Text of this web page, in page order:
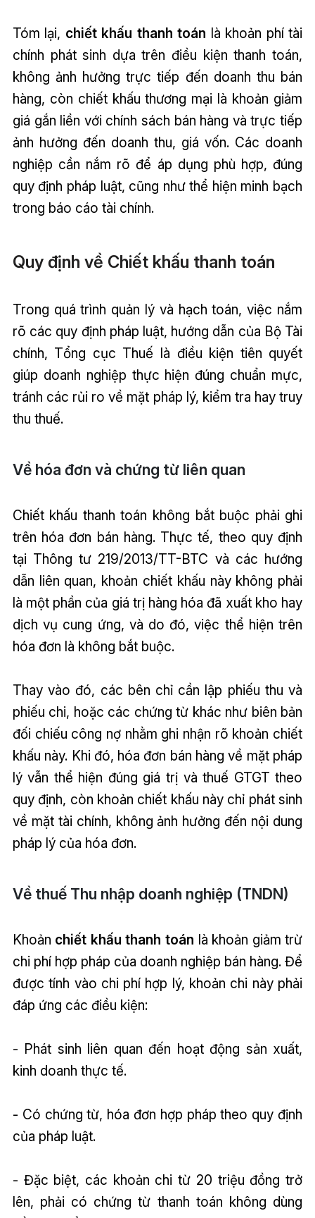
Tóm lại, chiết khấu thanh toán là khoản phí tài
chính phát sinh dựa trên điều kiện thanh toán,
không ảnh hưởng trực tiếp đến doanh thu bán
hàng, còn chiết khấu thương mại là khoản giảm
giá gắn liền với chính sách bán hàng và trực tiếp
ảnh hưởng đến doanh thu, giá vốn. Các doanh
nghiệp cần nắm rõ để áp dụng phù hợp, đúng
quy định pháp luật, cũng như thể hiện minh bạch
trong báo cáo tài chính.
Quy định về Chiết khấu thanh toán
Trong quá trình quản lý và hạch toán, việc nắm
rõ các quy định pháp luật, hướng dẫn của Bộ Tài
chính, Tổng cục Thuế là điều kiện tiên quyết
giúp doanh nghiệp thực hiện đúng chuẩn mực,
tránh các rủi ro về mặt pháp lý, kiểm tra hay truy
thu thuế.
Về hóa đơn và chứng từ liên quan
Chiết khấu thanh toán không bắt buộc phải ghi
trên hóa đơn bán hàng. Thực tế, theo quy định
tại Thông tư 219/2013/TT-BTC và các hướng
dẫn liên quan, khoản chiết khấu này không phải
là một phần của giá trị hàng hóa đã xuất kho hay
dịch vụ cung ứng, và do đó, việc thể hiện trên
hóa đơn là không bắt buộc.
Thay vào đó, các bên chỉ cần lập phiếu thu và
phiếu chi, hoặc các chứng từ khác như biên bản
đối chiếu công nợ nhằm ghi nhận rõ khoản chiết
khấu này. Khi đó, hóa đơn bán hàng về mặt pháp
lý vẫn thể hiện đúng giá trị và thuế GTGT theo
quy định, còn khoản chiết khấu này chỉ phát sinh
về mặt tài chính, không ảnh hưởng đến nội dung
pháp lý của hóa đơn.
Về thuế Thu nhập doanh nghiệp (TNDN)
Khoản chiết khấu thanh toán là khoản giảm trừ
chi phí hợp pháp của doanh nghiệp bán hàng. Để
được tính vào chi phí hợp lý, khoản chi này phải
đáp ứng các điều kiện:
- Phát sinh liên quan đến hoạt động sản xuất,
kinh doanh thực tế.
- Có chứng từ, hóa đơn hợp pháp theo quy định
của pháp luật.
- Đặc biệt, các khoản chi từ 20 triệu đồng trở
lên, phải có chứng từ thanh toán không dùng